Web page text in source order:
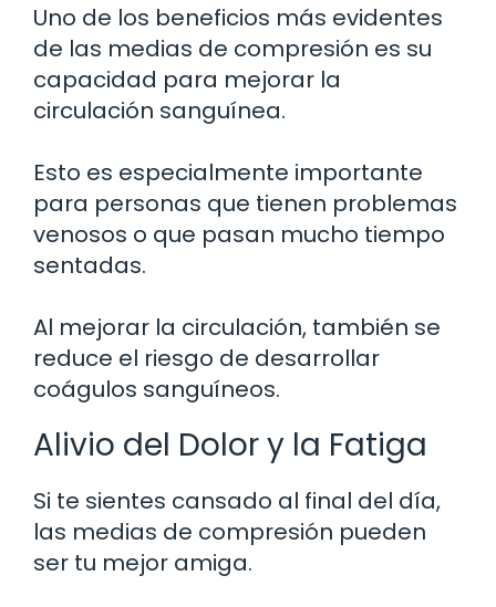
Uno de los beneficios más evidentes
de las medias de compresión es su
capacidad para mejorar la
circulación sanguínea.
Esto es especialmente importante
para personas que tienen problemas
venosos o que pasan mucho tiempo
sentadas.
Al mejorar la circulación, también se
reduce el riesgo de desarrollar
coágulos sanguíneos.
Alivio del Dolor y la Fatiga
Si te sientes cansado al final del día,
las medias de compresión pueden
ser tu mejor amiga.